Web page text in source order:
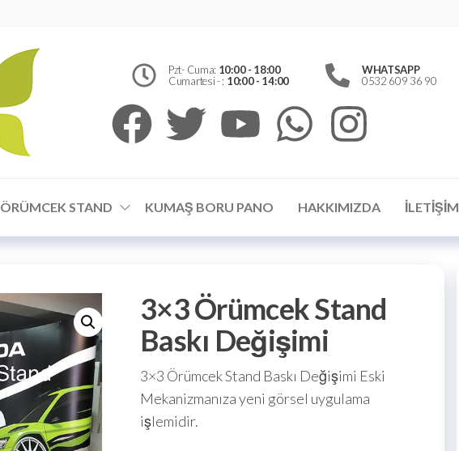
Çözümler
Pzt- Cuma: 10:00 - 18:00
Cumartesi - : 10:00 - 14:00
WHATSAPP
0532 609 36 90
ÖRÜMCEK STAND KUMAŞ BORU PANO HAKKIMIZDA İLETIŞIM
3×3 Örümcek Stand
Baskı Değişimi
3×3 Örümcek Stand Baskı Değişimi Eski
Mekanizmanıza yeni görsel uygulama
işlemidir.